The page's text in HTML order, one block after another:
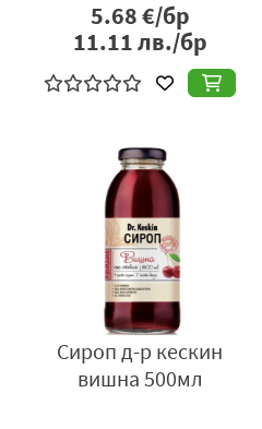
5.68€/бр
11.11лв./бр
Сироп д-р кескин
вишна 500мл